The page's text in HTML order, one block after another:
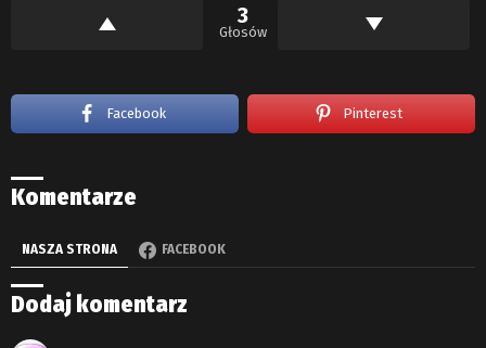
3
Głosów
Facebook Pinterest
Komentarze
NASZA STRONA FACEBOOK
Dodaj komentarz